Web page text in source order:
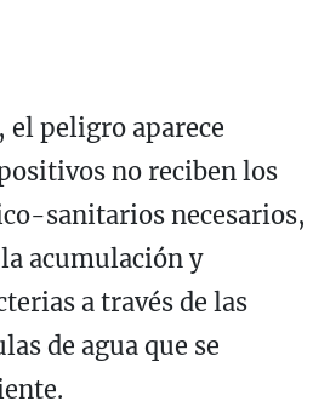
el peligro aparece
no reciben los
sanitarios necesarios,
acumulación y
a través de las
de agua que se